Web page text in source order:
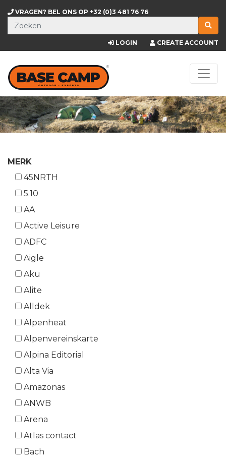
VRAGEN? BEL ONS OP +32 (0)3 481 76 76
LOGIN CREATE ACCOUNT
MERK
45NRTH
5.10
AA
Active Leisure
ADFC
Aigle
Aku
Alite
Alldek
Alpenheat
Alpenvereinskarte
Alpina Editorial
Alta Via
Amazonas
ANWB
Arena
Atlas contact
Bach